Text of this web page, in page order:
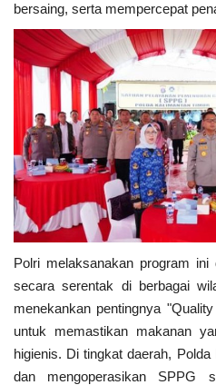
bersaing, serta mempercepat
Polri melaksanakan program
secara serentak di berbagai
menekankan pentingnya
untuk memastikan makanan
higienis. Di tingkat daerah,
dan mengoperasikan SPPG